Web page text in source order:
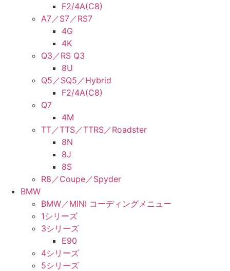
F2/4A(C8)
A7／S7／RS7
4G
4K
Q3／RS Q3
8U
Q5／SQ5／Hybrid
F2/4A(C8)
Q7
4M
TT／TTS／TTRS／Roadster
8N
8J
8S
R8／Coupe／Spyder
BMW
BMW／MINI コーディングメニュー
1シリーズ
3シリーズ
E90
4シリーズ
5シリーズ